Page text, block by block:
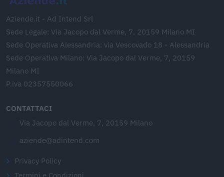
Aziende.it - Ad Intend Srl
Sede Legale: Via Jacopo dal Verme, 7, 20159 Milano MI
Sede Operativa Alessandria: via Vescovado 18 - Alessandria
Sede Operativa Milano: Via Jacopo dal Verme, 7, 20159
Milano MI
P.iva 02357550066
CONTATTACI
Via Jacopo dal Verme, 7, 20159 Milano
aziende@adintend.com
Privacy Policy